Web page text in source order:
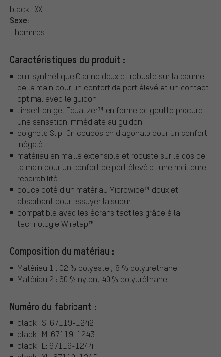
black | XXL:
Sexe:
hommes
Caractéristiques du produit :
cuir synthétique Clarino doux et robuste sur la paume
de la main pour un confort de port élevé et un contact
optimal avec le guidon
l'insert en gel Equalizer™ en forme de goutte procure
une sensation immédiate au guidon
poignets Slip-On coupés en diagonale pour un confort
inégalé
matériau en maille extensible et robuste sur le dos de
la main pour un confort de port élevé et une meilleure
respirabilité
pouce doté d'un matériau Microwipe™ doux et
absorbant pour essuyer la sueur
compatible avec les écrans tactiles grâce à la
technologie Wiretap™
Composition du matériau :
Matériau 1 : 92 % polyester, 8 % polyuréthane
Matériau 2 : 60 % nylon, 40 % polyuréthane
Numéro du fabricant :
black | S: 67119-1242
black | M: 67119-1243
black | L: 67119-1244